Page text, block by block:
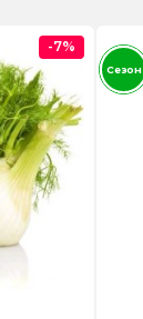
-7%
Сезон